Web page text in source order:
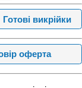
Готові викрійки
оферта